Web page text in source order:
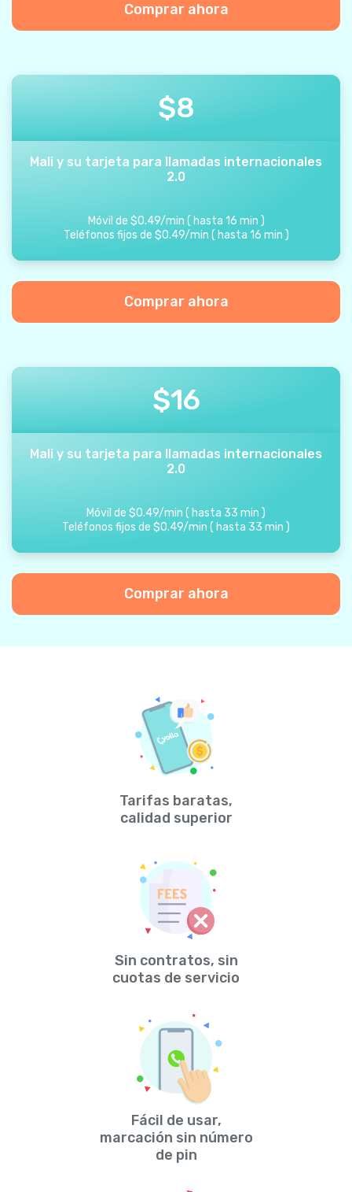
Comprar ahora
$8
Mali y su tarjeta para llamadas internacionales
2.0
Móvil de $0.49/min ( hasta 16 min )
Teléfonos fijos de $0.49/min ( hasta 16 min )
Comprar ahora
$16
Mali y su tarjeta para llamadas internacionales
2.0
Móvil de $0.49/min ( hasta 33 min )
Teléfonos fijos de $0.49/min ( hasta 33 min )
Comprar ahora
Tarifas baratas,
calidad superior
Sin contratos, sin
cuotas de servicio
Fácil de usar,
marcación sin número
de pin